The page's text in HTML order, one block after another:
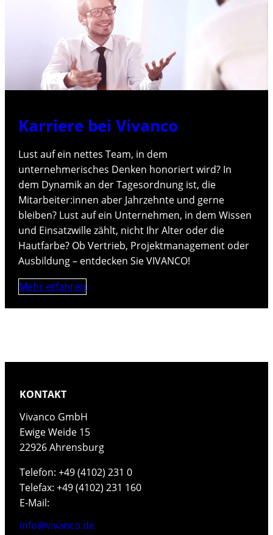
Karriere bei Vivanco
Lust auf ein nettes Team, in dem
unternehmerisches Denken honoriert wird? In
dem Dynamik an der Tagesordnung ist, die
Mitarbeiter:innen aber Jahrzehnte und gerne
bleiben? Lust auf ein Unternehmen, in dem Wissen
und Einsatzwille zählt, nicht Ihr Alter oder die
Hautfarbe? Ob Vertrieb, Projektmanagement oder
Ausbildung – entdecken Sie VIVANCO!
Mehr erfahren
KONTAKT
Vivanco GmbH
Ewige Weide 15
22926 Ahrensburg
Telefon: +49 (4102) 231 0
Telefax: +49 (4102) 231 160
E-Mail:
info@vivanco.de